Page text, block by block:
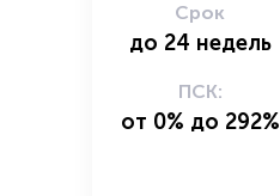
Срок
до 24 недель
ПСК:
от 0% до 292%